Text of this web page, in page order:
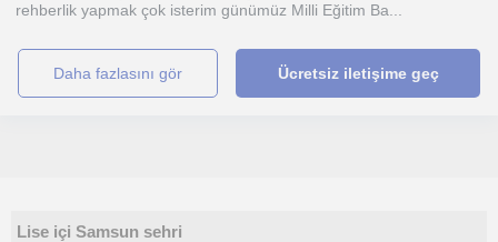
rehberlik yapmak çok isterim günümüz Milli Eğitim Ba...
daha fazlasını gör Ücretsiz iletişime geç
Lise içi Samsun sehri